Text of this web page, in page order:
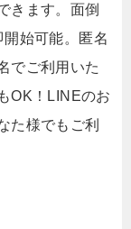
きます。面倒
始可能。匿名
でご利用いた
OK！LINEのお
た様でもご利